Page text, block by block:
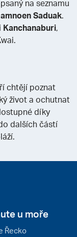
na seznamu
Saduak.
Kanchanaburi,
chtějí poznat
život a ochutnat
díky
dalších částí
u moře
Řecko